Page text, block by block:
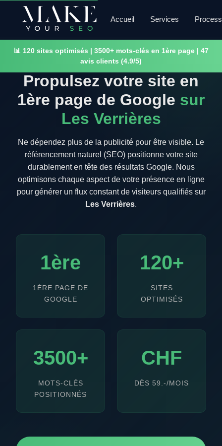
Accueil Services
📊 120 sites optimisés | 3500+ mots-clés en 1ère page | 47
avis clients (4.9/5)
Propulsez votre site en
1ère page de Google sur
Les Verrières
Ne dépendez plus de la publicité pour être visible. Le
référencement naturel (SEO) positionne votre site
durablement en tête des résultats Google. Nous
optimisons chaque aspect de votre présence en ligne
pour générer un flux constant de visiteurs qualifiés sur
Les Verrières.
1ère
1ÈRE PAGE DE
GOOGLE
120+
SITES
OPTIMISÉS
3500+
MOTS-CLÉS
POSITIONNÉS
CHF
DÈS 59.-/MOIS